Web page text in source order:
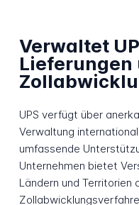
Verwaltet
Lieferungen
UPS verfügt über
Verwaltung
umfassende
Unternehmen bietet
Ländern und Territorien